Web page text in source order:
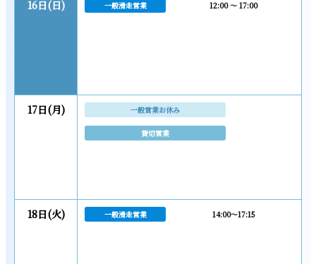
16日(日) 一般滑走営業 12:00 ～ 17:00
17日(月) 一般営業お休み
貸切営業
18日(火) 一般滑走営業 14:00～17:15